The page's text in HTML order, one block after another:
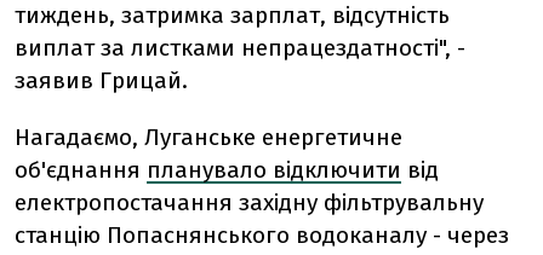
тиждень, затримка зарплат, відсутність
виплат за листками непрацездатності", -
заявив Грицай.
Нагадаємо, Луганське енергетичне
об'єднання планувало відключити від
електропостачання західну фільтрувальну
станцію Попаснянського водоканалу - через